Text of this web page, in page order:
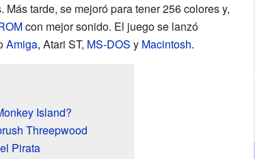
tarde, se mejoró para tener 256 colores y,
con mejor sonido. El juego se lanzó
Amiga, Atari ST, MS-DOS y Macintosh.
Island?
Threepwood
Pirata